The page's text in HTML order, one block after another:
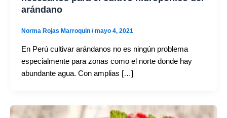
arándano
Norma Rojas Marroquin /mayo 4, 2021
En Perú cultivar arándanos no es ningún problema
especialmente para zonas como el norte donde hay
abundante agua. Con amplias […]